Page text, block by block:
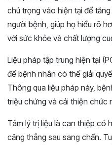
chú trọng vào hiện tại để
người bệnh, giúp họ hiểu rõ
với sức khỏe và chất lượng
Liệu pháp tập trung hiện tại
để bệnh nhân có thể giải
Thông qua liệu pháp này,
triệu chứng và cải thiện chức
Tâm lý trị liệu là can thiệp có
căng thẳng sau sang chấn.